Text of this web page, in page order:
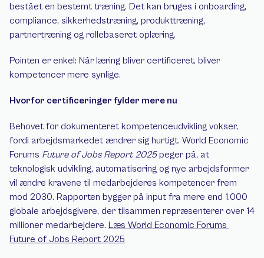
bestået en bestemt træning. Det kan bruges i onboarding,
compliance, sikkerhedstræning, produkttræning,
partnertræning og rollebaseret oplæring.
Pointen er enkel: Når læring bliver certificeret, bliver
kompetencer mere synlige.
Hvorfor certificeringer fylder mere nu
Behovet for dokumenteret kompetenceudvikling vokser,
fordi arbejdsmarkedet ændrer sig hurtigt. World Economic
Forums Future of Jobs Report 2025 peger på, at
teknologisk udvikling, automatisering og nye arbejdsformer
vil ændre kravene til medarbejderes kompetencer frem
mod 2030. Rapporten bygger på input fra mere end 1.000
globale arbejdsgivere, der tilsammen repræsenterer over 14
millioner medarbejdere. Læs World Economic Forums
Future of Jobs Report 2025